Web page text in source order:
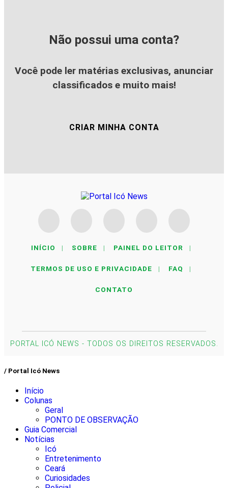
Não possui uma conta?
Você pode ler matérias exclusivas, anunciar
classificados e muito mais!
CRIAR MINHA CONTA
INÍCIO | SOBRE | PAINEL DO LEITOR |
TERMOS DE USO E PRIVACIDADE | FAQ |
CONTATO
PORTAL ICÓ NEWS - TODOS OS DIREITOS RESERVADOS.
/ Portal Icó News
Início
Colunas
Geral
PONTO DE OBSERVAÇÃO
Guia Comercial
Notícias
Icó
Entretenimento
Ceará
Curiosidades